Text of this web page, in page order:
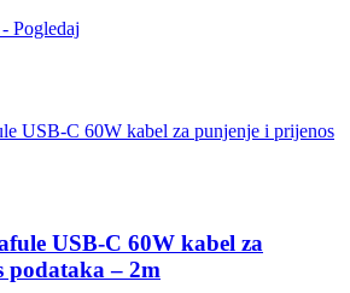
Pogledaj
USB-C 60W kabel za
podataka – 2m